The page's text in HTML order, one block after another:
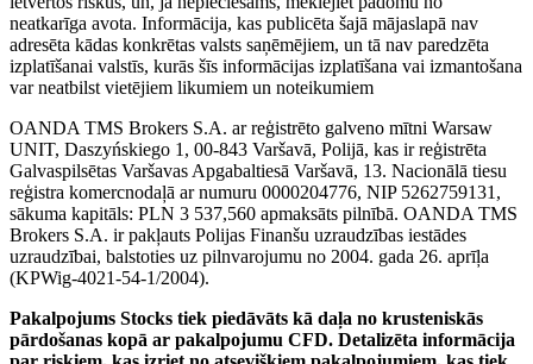
neatkarīga avota. Informācija, kas publicēta šajā mājaslapā nav
adresēta kādas konkrētas valsts saņēmējiem, un tā nav paredzēta
izplatīšanai valstīs, kurās šīs informācijas izplatīšana vai izmantošana
var neatbilst vietējiem likumiem un noteikumiem
OANDA TMS Brokers S.A. ar reģistrēto galveno mītni Warsaw
UNIT, Daszyńskiego 1, 00-843 Varšavā, Polijā, kas ir reģistrēta
Galvaspilsētas Varšavas Apgabaltiesā Varšavā, 13. Nacionālā tiesu
reģistra komercnodaļā ar numuru 0000204776, NIP 5262759131,
sākuma kapitāls: PLN 3 537,560 apmaksāts pilnībā. OANDA TMS
Brokers S.A. ir pakļauts Polijas Finanšu uzraudzības iestādes
uzraudzībai, balstoties uz pilnvarojumu no 2004. gada 26. aprīļa
(KPWig-4021-54-1/2004).
Pakalpojums Stocks tiek piedāvāts kā daļa no krusteniskās
pārdošanas kopā ar pakalpojumu CFD. Detalizēta informācija